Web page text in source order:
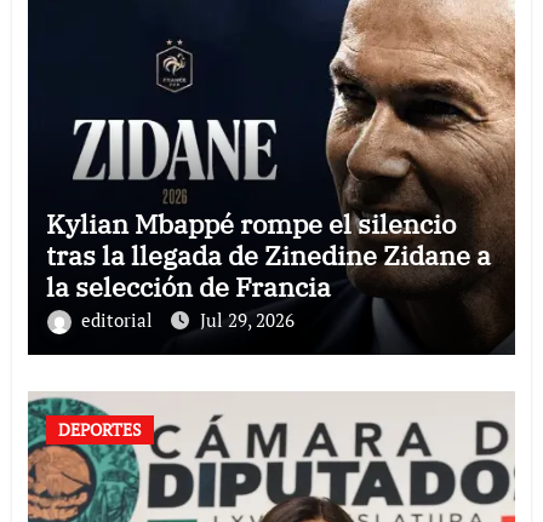
Kylian Mbappé rompe el silencio
tras la llegada de Zinedine Zidane a
la selección de Francia
editorial Jul 29, 2026
DEPORTES